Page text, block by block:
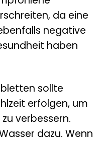
da eine
negative
haben
sollte
erfolgen, um
verbessern.
dazu. Wenn